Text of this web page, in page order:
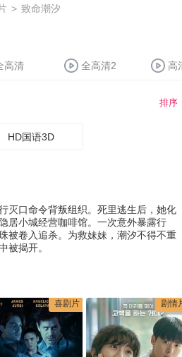
> 致命潮汐
高清 全高清2 高
排序
HD国语3D
灭口命令背叛组织。死里逃生后，她化
居小城经营咖啡馆。一次意外暴露行
被卷入追杀。为救妹妹，潮汐不得不重
被揭开。
喜剧片 剧情